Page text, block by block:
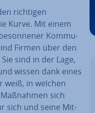
richtigen
Kurve. Mit einem
Kom­mu­
Firmen über den
sind in der Lage,
wissen dank eines
weiß, in welchen
sich
sich und seine Mit­